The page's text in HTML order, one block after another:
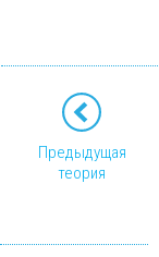
Предыдущая
теория